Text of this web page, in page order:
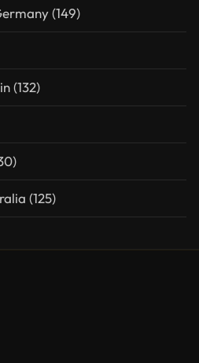
(149)
(132)
(125)